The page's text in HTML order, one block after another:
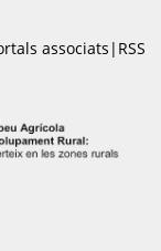
associats | RSS